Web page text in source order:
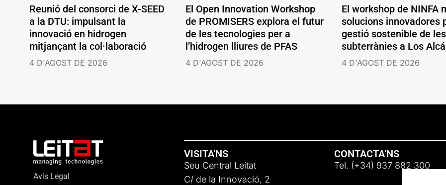
Reunió del consorci de X-SEED
a la DTU: impulsant la
innovació en hidrogen
mitjançant la col·laboració
4 D'AGOST DE 2026
El Open Innovation Workshop
de PROMISERS explora el futur
de les tecnologies per a
l’hidrogen lliures de PFAS
4 D'AGOST DE 2026
El workshop de NINFA
solucions innovadores
gestió sostenible de
subterrànies a Los
4 D'AGOST DE 2026
Avís Legal
VISITA'NS
Seu Central Leitat
C/ de la Innovació, 2
CONTACTA’NS
Tel. (+34) 937 882 300